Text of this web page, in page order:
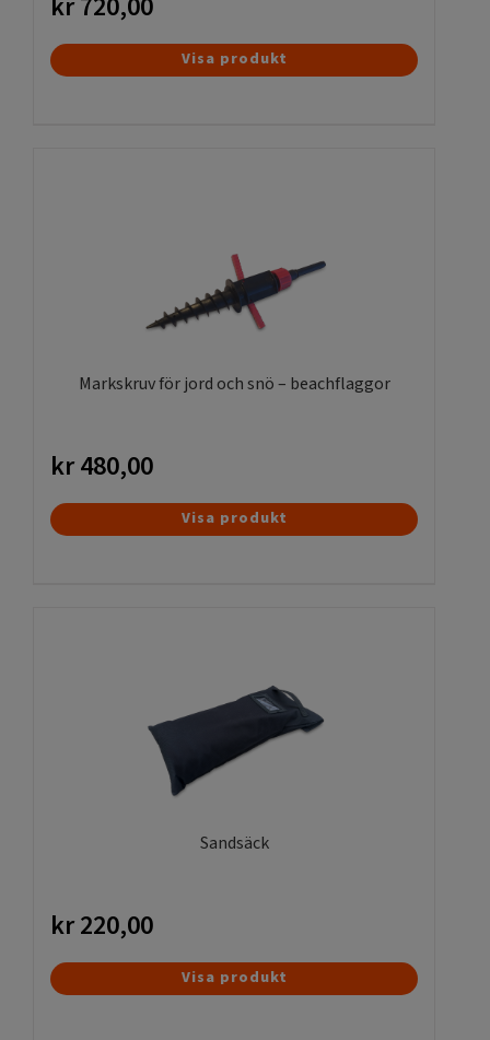
Visa produkt
Markskruv för jord och snö – beachflaggor
kr480,00
Visa produkt
Sandsäck
kr220,00
Visa produkt